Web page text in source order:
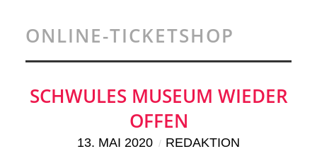
ONLINE-TICKETSHOP
SCHWULES MUSEUM WIEDER
OFFEN
13. MAI 2020 REDAKTION